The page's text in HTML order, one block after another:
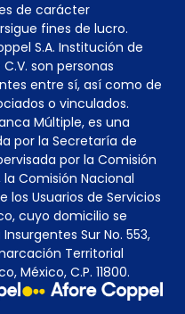
de carácter
fines de lucro.
S.A. Institución de
son personas
entre sí, así como de
o vinculados.
Múltiple, es una
por la Secretaría de
por la Comisión
Comisión Nacional
Usuarios de Servicios
cuyo domicilio se
Sur No. 553,
Territorial
México, C.P. 11800.